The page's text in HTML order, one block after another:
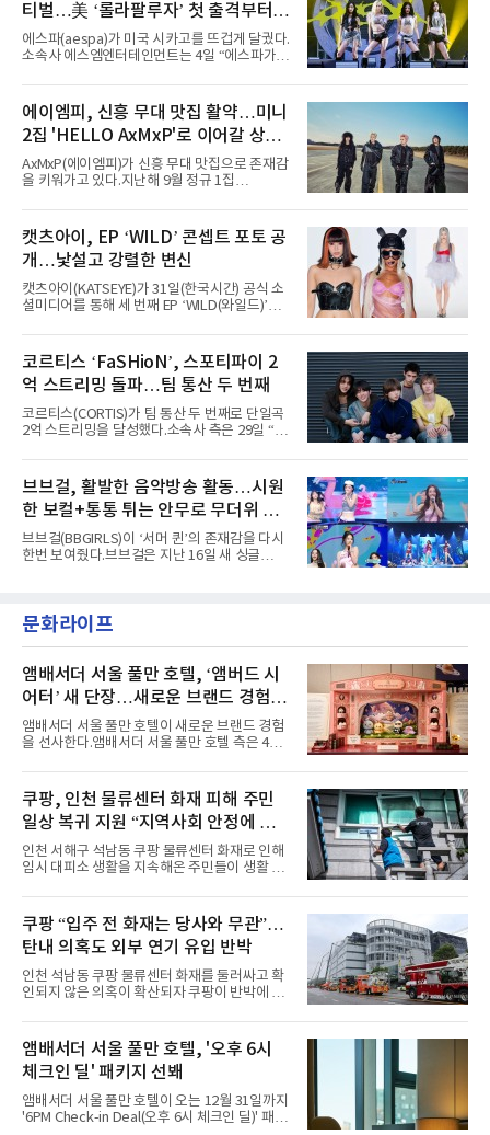
티벌…美 ‘롤라팔루자’ 첫 출격부터
증명한 존재감
에스파(aespa)가 미국 시카고를 뜨겁게 달궜다.
소속사 에스엠엔터테인먼트는 4일 “에스파가
서 열린 ‘롤라팔루자 시카고’(Lollapalooza
Chicago)의 알리안츠 스테이지에 올랐다”며
“총 14곡으로 구성된 세트리스트를 선사, 데뷔 7
년 차다운 노련한 무대 매너와 파워풀한 에너지
로 현장의 분위기를 압도했다”고 밝혔다.1991
년 시작된 ‘롤라팔루자’는 8개 스테이지, 170여
팀의 아티스트와 40만 명 이상의 관객이 운집하
코르티스 등 K팝 스타들이 출연진 명단에 이름
을 올렸다.이날 에스파는
에이엠피, 신흥 무대 맛집 활약…미니
2집 'HELLO AxMxP'로 이어갈 상승
세
AxMxP(에이엠피)가 신흥 무대 맛집으로 존재감
을 키워가고 있다.지난해 9월 정규 1집
AxMxP는 데뷔 전부터 버스킹과 각종 페스티벌,
공연 무대에 오르며 실전 경험을 쌓아왔다.이들
은 소속사 패밀리 콘서트를 비롯해 '뷰티풀 민트
라이프 2025', '2025 부산국제록페스티벌' 등 대
형 무대에 잇달아 출연해 당찬 에너지와 풋풋한
매력으로 음악팬들의 눈도장을 찍었다.이후
AxMxP는 '카운트다운 판타지 2025-2026',
정적인 실력을 입증했고, 올해 '2026 어썸뮤직
페스티벌', '뷰티풀 민트 라이프 2026', '2026
캣츠아이, EP ‘WILD’ 콘셉트 포토 공
개…낯설고 강렬한 변신
캣츠아이(KATSEYE)가 31일(한국시간) 공식 소
셜미디어를 통해 세 번째 EP ‘WILD(와일드)’의
heart(와일드 하트)’라는 제목이 붙은 콘셉트 포
토에는 멤버들의 본능적이고 야성적인 면모가
강렬하게 담겼다. 짙은 아이섀도와 푸른빛·금빛·
붉은빛의 컬러 렌즈가 비현실적인 분위기를 자
아내고, 여러 원색이 불규칙하게 뒤섞인 멀티컬
러 헤어와 과감한 블루·블랙 립 메이크업이 낯설
고도 매혹적인 비주얼을 완성했다.스타일링 역
엣을 거침없이 결합했다. 멤버들은 각기 다른 개
성을 살린 스타일링을 선
코르티스 ‘FaSHioN’, 스포티파이 2
억 스트리밍 돌파…팀 통산 두 번째
코르티스(CORTIS)가 팀 통산 두 번째로 단일곡
2억 스트리밍을 달성했다.소속사 측은 29일 “코
벌 오디오·음원 스트리밍 플랫폼 스포티파이에
서 27일 자로 누적 재생 수 2억 회를 돌파했
다”고 밝혔다.곡이 발표된 지 약 10개월 만이다.
팀의 첫 번째 2억 스트리밍 곡은 동일 음반에 수
록된 ‘GO!’다. 이 노래는 공개 약 9개월 만인 지
난달 26일 자에 2억 고지를 밟았다. 이는 최근 5
년 내 데뷔한 보이그룹의 곡 중 최단기 2억 달성
했다. “내 티, 5 bucks 바지는, 만원” 등 멤버들
의 라이프 스타일
브브걸, 활발한 음악방송 활동…시원
한 보컬+통통 튀는 안무로 무더위 사
냥
브브걸(BBGIRLS)이 ‘서머 퀸’의 존재감을 다시
한번 보여줬다.브브걸은 지난 16일 새 싱글
MBC '쇼! 음악중심', SBS '인기가요' 등 주요 음
악방송 무대에 올라 화려한 퍼포먼스를 펼쳤다.
력을 앞세워 매 무대 색다른 볼거리를 선사했다.
특히 화사한 파스텔 톤의 비치웨어부터 청량한
마린룩, 햇살 아래 반짝이는 물결을 연상시키는
스커트, 강렬한 붉은 계열의 스타일링까지 각기
다른 매력을 선보였다. 브브걸은 다채로운 여름
패션을 완벽하게 소화하며 보
문화라이프
앰배서더 서울 풀만 호텔, ‘앰버드 시
어터’ 새 단장…새로운 브랜드 경험 선
사
앰배서더 서울 풀만 호텔이 새로운 브랜드 경험
을 선사한다.앰배서더 서울 풀만 호텔 측은 4일
이야기를 담은 인형 극장 콘셉트의 공간 ‘앰버드
시어터(Ambird Theater)’를 새롭게 선보인
다”고 밝혔다.앰배서더 서울 풀만 호텔은 로비
한편에 마련된 앰버드 존을 통해 앰버드의 세계
관을 소개해왔다. 앰버드 존은 앰버드가 우주여
행 중 수집한 다양한 굿즈를 전시한 '앰버드 플래
닛(Ambird Planet)과 계절별 플라워 연출로 사
라 극장을 모티브로 한 데코레이션으로 구성됐
다. 무대 공간 및 티켓 박스
쿠팡, 인천 물류센터 화재 피해 주민
일상 복귀 지원 “지역사회 안정에 총
력”
인천 서해구 석남동 쿠팡 물류센터 화재로 인해
임시 대피소 생활을 지속해온 주민들이 생활 터
필먼트서비스(CFS)가 지난 28일부터 화재 피해
주민을 대상으로 전문 출장 청소서비스 지원에
나섬으로써 본격적인 지역사회 복구 작업이 시
작된 것이다.대피소 주민 중심 청소 접수, 첫날
부터 2가구 지원 완료CFS는 신현초등학교, 신
현북초등학교, 신현여자중학교 등 인천 서해구
관내 임시 대피소 3곳에서 체류해온 화재 피해
민들의 호응 속에 CFS는 즉시 행동에 나섰다. 지
난 28일 오후 전문 청소업체와
쿠팡 “입주 전 화재는 당사와 무관”…
탄내 의혹도 외부 연기 유입 반박
인천 석남동 쿠팡 물류센터 화재를 둘러싸고 확
인되지 않은 의혹이 확산되자 쿠팡이 반박에 나
에 대해서는 외부 화재 연기 유입이라고 설명했
고, 2023년 같은 물류센터에서 발생한 화재에
대해서도 쿠팡 입주 전 공사 과정에서 벌어진 일
이라며 선을 그었다.쿠팡은 21일 인천 물류센터
내부에서 불이 타는 냄새가 났다는 의혹과 관련
해 “사실무근”이라는 입장을 밝혔다.회사 측은
“인근에서 지난 15일 다른 회사에서 발생한 대
앰배서더 서울 풀만 호텔, '오후 6시
체크인 딜' 패키지 선봬
앰배서더 서울 풀만 호텔이 오는 12월 31일까지
'6PM Check-in Deal(오후 6시 체크인 딜)' 패키